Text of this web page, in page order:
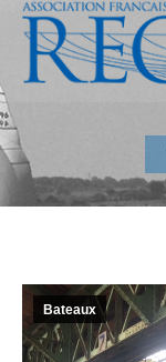
Bateaux